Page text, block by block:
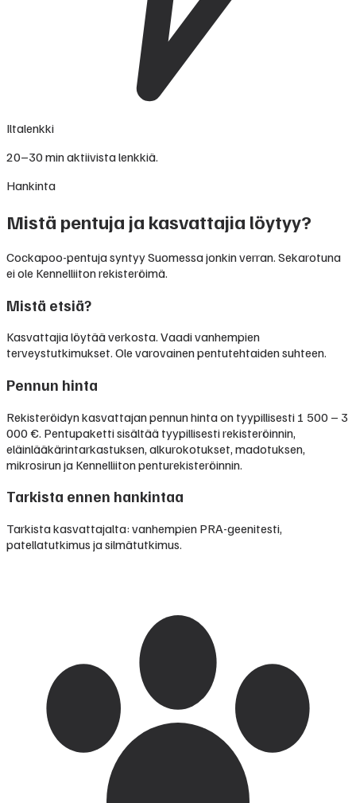
Iltalenkki
20–30 min aktiivista lenkkiä.
Hankinta
Mistä pentuja ja kasvattajia löytyy?
Cockapoo-pentuja syntyy Suomessa jonkin verran. Sekarotuna
ei ole Kennelliiton rekisteröimä.
Mistä etsiä?
Kasvattajia löytää verkosta. Vaadi vanhempien
terveystutkimukset. Ole varovainen pentutehtaiden suhteen.
Pennun hinta
Rekisteröidyn kasvattajan pennun hinta on tyypillisesti 1 500 – 3
000 €. Pentupaketti sisältää tyypillisesti rekisteröinnin,
eläinlääkärintarkastuksen, alkurokotukset, madotuksen,
mikrosirun ja Kennelliiton penturekisteröinnin.
Tarkista ennen hankintaa
Tarkista kasvattajalta: vanhempien PRA-geenitesti,
patellatutkimus ja silmätutkimus.